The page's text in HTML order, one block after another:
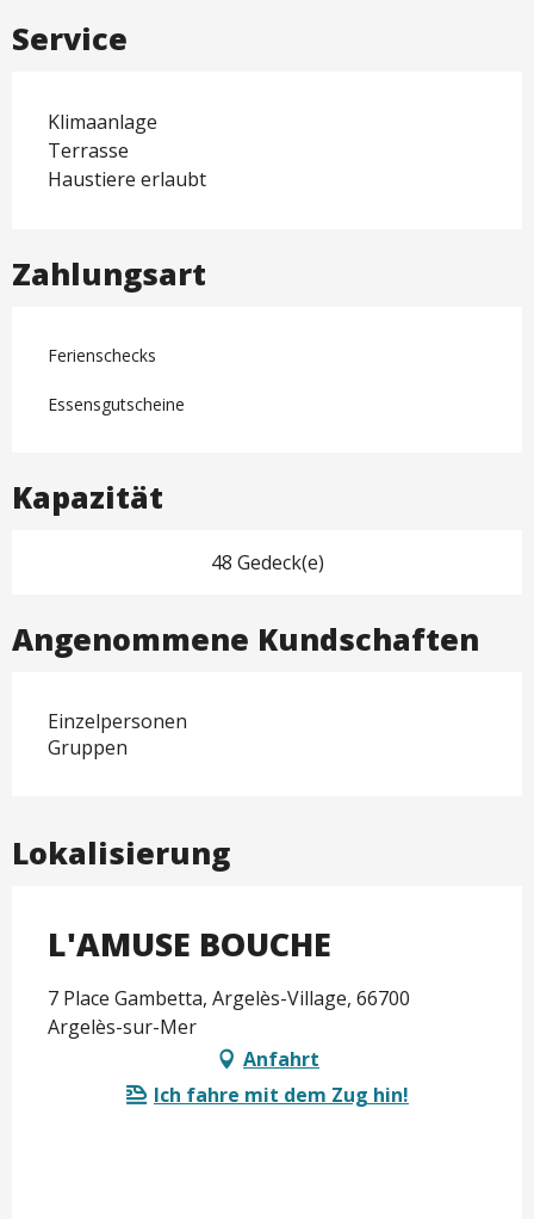
Service
Klimaanlage
Terrasse
Haustiere erlaubt
Zahlungsart
Ferienschecks
Essensgutscheine
Kapazität
48 Gedeck(e)
Angenommene Kundschaften
Einzelpersonen
Gruppen
Lokalisierung
L'AMUSE BOUCHE
7 Place Gambetta, Argelès-Village, 66700
Argelès-sur-Mer
Anfahrt
Ich fahre mit dem Zug hin!